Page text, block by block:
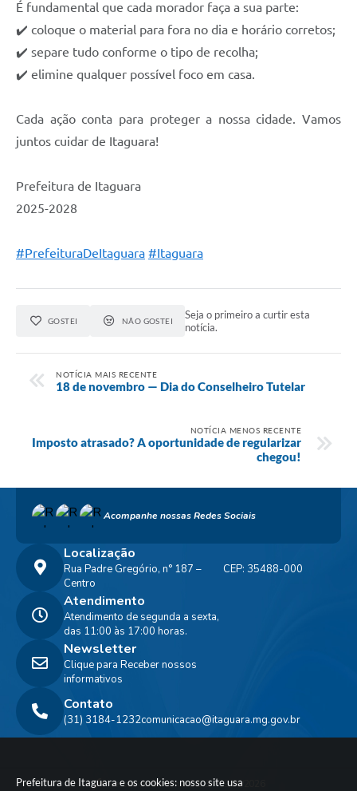
Prefeitura de Itaguara e os cookies: nosso site usa
É fundamental que cada morador faça a sua parte:
✔️ coloque o material para fora no dia e horário corretos;
✔️ separe tudo conforme o tipo de recolha;
✔️ elimine qualquer possível foco em casa.
Cada ação conta para proteger a nossa cidade. Vamos
juntos cuidar de Itaguara!
Prefeitura de Itaguara
2025-2028
#PrefeituraDeItaguara #Itaguara
GOSTEI NÃO GOSTEI
Seja o primeiro a curtir esta
notícia.
NOTÍCIA MAIS RECENTE
18 de novembro — Dia do Conselheiro Tutelar
NOTÍCIA MENOS RECENTE
Imposto atrasado? A oportunidade de regularizar
chegou!
Acompanhe nossas Redes Sociais
Localização
Rua Padre Gregório, n° 187 –
Centro
CEP: 35488-000
Contato
(31) 3184-1232comunicacao@itaguara.mg.gov.br
Atendimento
Atendimento de segunda a sexta,
das 11:00 às 17:00 horas.
Newsletter
Clique para Receber nossos
informativos
Versão do Sistema:3.5.3 - 19/06/2026